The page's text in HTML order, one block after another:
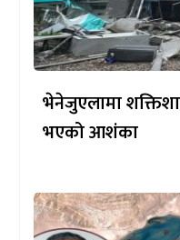
भेनेजुएलामा
भएको आशंका